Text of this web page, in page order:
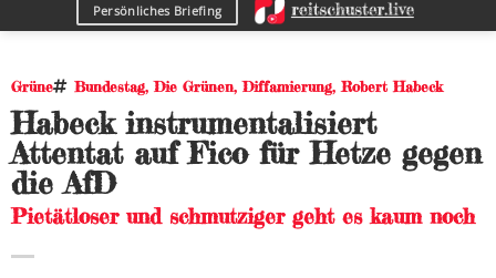
Persönliches Briefing
Grüne Bundestag,Die Grünen,Diffamierung, Robert Habeck
Habeck instrumentalisiert
Attentat auf Fico für Hetze gegen
die AfD
Pietätloser und schmutziger geht es kaum noch